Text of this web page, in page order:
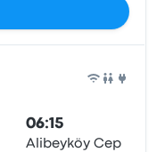
06:15
Alibeyköy Cep